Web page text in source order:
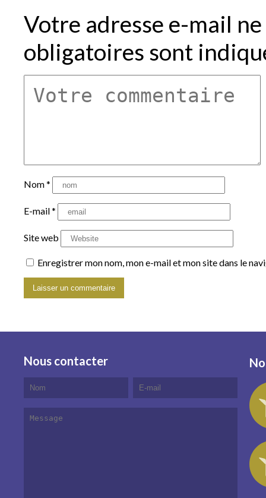
Votre adresse e-mail
obligatoires sont
Nom*
E-mail*
Site web
Enregistrer mon nom, mon e-mail et mon site dans le
Nous contacter